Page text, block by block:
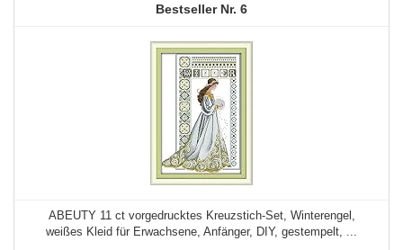
6
ABEUTY 11 ct vorgedrucktes Kreuzstich-Set, Winterengel,
weißes Kleid für Erwachsene, Anfänger, DIY, gestempelt, ...